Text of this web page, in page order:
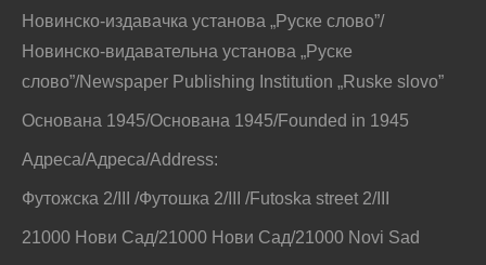
Новинско-издавачка установа „Руске слово”/
Новинско-видавательна установа „Руске
слово”/Newspaper Publishing Institution „Ruske slovo”
Основана 1945/Основана 1945/Founded in 1945
Адреса/Адреса/Address:
Футожска 2/III /Футошка 2/III /Futoska street 2/III
21000 Нови Сад/21000 Нови Сад/21000 Novi Sad